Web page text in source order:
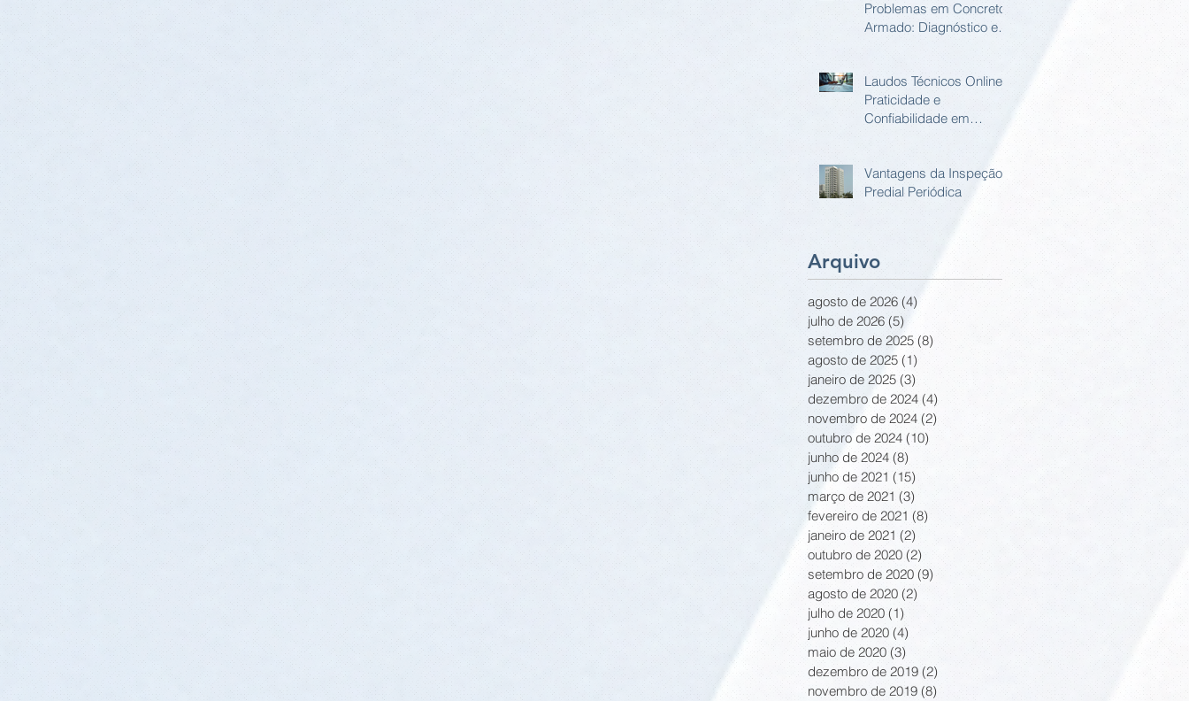
Problemas em Concreto
Armado: Diagnóstico e
Laudos Técnicos Online:
Praticidade e
Confiabilidade em
Vantagens da Inspeção
Predial Periódica
Arquivo
agosto de 2026 (4)
julho de 2026 (5)
setembro de 2025 (8)
agosto de 2025 (1)
janeiro de 2025 (3)
dezembro de 2024 (4)
novembro de 2024 (2)
outubro de 2024 (10)
junho de 2024 (8)
junho de 2021 (15)
março de 2021 (3)
fevereiro de 2021 (8)
janeiro de 2021 (2)
outubro de 2020 (2)
setembro de 2020 (9)
agosto de 2020 (2)
julho de 2020 (1)
junho de 2020 (4)
maio de 2020 (3)
dezembro de 2019 (2)
novembro de 2019 (8)